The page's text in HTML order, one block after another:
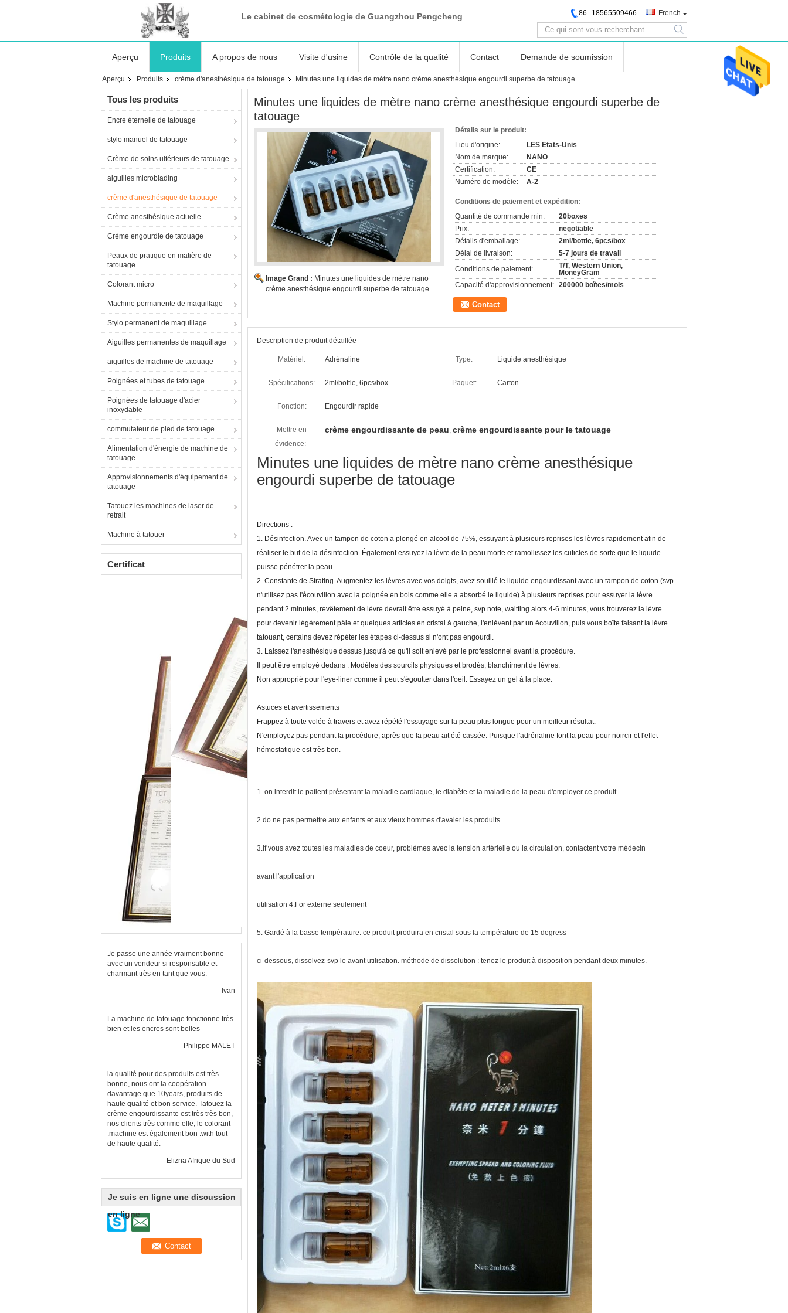
Le cabinet de cosmétologie de Guangzhou Pengcheng French
86--18565509466
search
Aperçu Produits A propos de nous Visite d'usine Contrôle de la qualité Contact Demande de soumission
Aperçu Produits crème d'anesthésique de tatouage Minutes une liquides de mètre nano crème anesthésique engourdi superbe de tatouage
Tous les produits
Encre éternelle de tatouage
stylo manuel de tatouage
Crème de soins ultérieurs de tatouage
aiguilles microblading
crème d'anesthésique de tatouage
Crème anesthésique actuelle
Crème engourdie de tatouage
Peaux de pratique en matière de
tatouage
Colorant micro
Machine permanente de maquillage
Stylo permanent de maquillage
Aiguilles permanentes de maquillage
aiguilles de machine de tatouage
Poignées et tubes de tatouage
Poignées de tatouage d'acier
inoxydable
commutateur de pied de tatouage
Alimentation d'énergie de machine de
tatouage
Approvisionnements d'équipement de
tatouage
Tatouez les machines de laser de
retrait
Machine à tatouer
Certificat
Je passe une année vraiment bonne
avec un vendeur si responsable et
charmant très en tant que vous.
—— Ivan
La machine de tatouage fonctionne très
bien et les encres sont belles
—— Philippe MALET
la qualité pour des produits est très
bonne, nous ont la coopération
davantage que 10years, produits de
haute qualité et bon service. Tatouez la
crème engourdissante est très très bon,
nos clients très comme elle, le colorant
.machine est également bon .with tout
de haute qualité.
—— Elizna Afrique du Sud
Je suis en ligne une discussion
en ligne
Minutes une liquides de mètre nano crème anesthésique engourdi superbe de
tatouage
Image Grand : Minutes une liquides de mètre nano
crème anesthésique engourdi superbe de tatouage
Détails sur le produit:
Lieu d'origine:
LES Etats-Unis
Nom de marque:
NANO
Certification:
CE
Numéro de modèle:
A-2
Conditions de paiement et expédition:
Quantité de commande min:
20boxes
Prix:
negotiable
Détails d'emballage:
2ml/bottle, 6pcs/box
Délai de livraison:
5-7 jours de travail
Conditions de paiement:
T/T, Western Union,
MoneyGram
Capacité d'approvisionnement: 200000 boîtes/mois
Contact
Description de produit détaillée
Matériel: Adrénaline Type: Liquide anesthésique
Spécifications: 2ml/bottle, 6pcs/box Paquet: Carton
Fonction: Engourdir rapide
Mettre en
évidence:
crème engourdissante de peau, crème engourdissante pour le tatouage
Minutes une liquides de mètre nano crème anesthésique
engourdi superbe de tatouage
Directions :
1. Désinfection. Avec un tampon de coton a plongé en alcool de 75%, essuyant à plusieurs reprises les lèvres rapidement afin de
réaliser le but de la désinfection. Également essuyez la lèvre de la peau morte et ramollissez les cuticles de sorte que le liquide
puisse pénétrer la peau.
2. Constante de Strating. Augmentez les lèvres avec vos doigts, avez souillé le liquide engourdissant avec un tampon de coton (svp
n'utilisez pas l'écouvillon avec la poignée en bois comme elle a absorbé le liquide) à plusieurs reprises pour essuyer la lèvre
pendant 2 minutes, revêtement de lèvre devrait être essuyé à peine, svp note, waitting alors 4-6 minutes, vous trouverez la lèvre
pour devenir légèrement pâle et quelques articles en cristal à gauche, l'enlèvent par un écouvillon, puis vous boîte faisant la lèvre
tatouant, certains devez répéter les étapes ci-dessus si n'ont pas engourdi.
3. Laissez l'anesthésique dessus jusqu'à ce qu'il soit enlevé par le professionnel avant la procédure.
Il peut être employé dedans : Modèles des sourcils physiques et brodés, blanchiment de lèvres.
Non approprié pour l'eye-liner comme il peut s'égoutter dans l'oeil. Essayez un gel à la place.
Astuces et avertissements
Frappez à toute volée à travers et avez répété l'essuyage sur la peau plus longue pour un meilleur résultat.
N'employez pas pendant la procédure, après que la peau ait été cassée. Puisque l'adrénaline font la peau pour noircir et l'effet
hémostatique est très bon.
1. on interdit le patient présentant la maladie cardiaque, le diabète et la maladie de la peau d'employer ce produit.
2.do ne pas permettre aux enfants et aux vieux hommes d'avaler les produits.
3.If vous avez toutes les maladies de coeur, problèmes avec la tension artérielle ou la circulation, contactent votre médecin
avant l'application
utilisation 4.For externe seulement
5. Gardé à la basse température. ce produit produira en cristal sous la température de 15 degress
ci-dessous, dissolvez-svp le avant utilisation. méthode de dissolution : tenez le produit à disposition pendant deux minutes.